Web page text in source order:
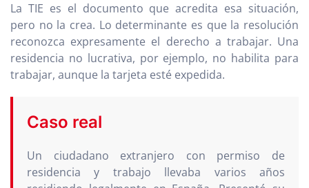
La TIE es el documento que acredita esa situación,
pero no la crea. Lo determinante es que la resolución
reconozca expresamente el derecho a trabajar. Una
residencia no lucrativa, por ejemplo, no habilita para
trabajar, aunque la tarjeta esté expedida.
Caso real
Un ciudadano extranjero con permiso de
residencia y trabajo llevaba varios años